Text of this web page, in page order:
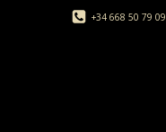
+34 668 50 79 09